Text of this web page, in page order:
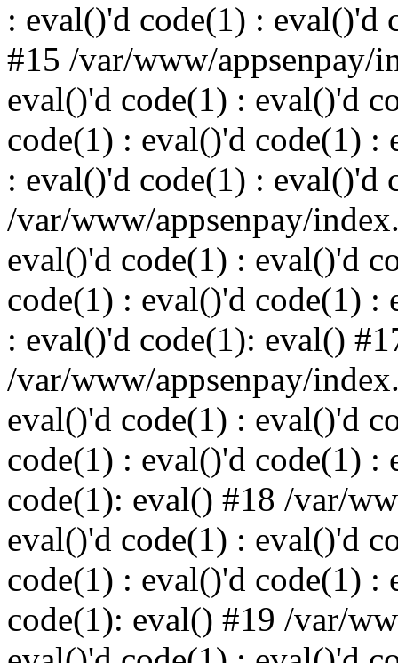
: eval()'d code(1) : eval()'d
#15 /var/www/appsenpay/
eval()'d code(1) : eval()'d
code(1) : eval()'d code(1) :
: eval()'d code(1) : eval()'d
/var/www/appsenpay/
eval()'d code(1) : eval()'d
code(1) : eval()'d code(1) :
: eval()'d code(1): eval()
/var/www/appsenpay/
eval()'d code(1) : eval()'d
code(1) : eval()'d code(1) :
code(1): eval() #18 /var/
eval()'d code(1) : eval()'d
code(1) : eval()'d code(1) :
code(1): eval() #19 /var/